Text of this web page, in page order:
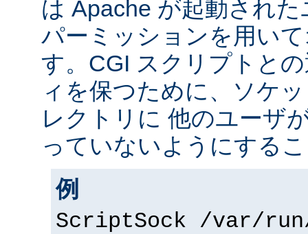
は Apache が起動され
パーミッションを用い
す。CGI スクリプトと
ィを保つために、ソケ
レクトリに 他のユーザ
っていないようにする
例
ScriptSock /var/